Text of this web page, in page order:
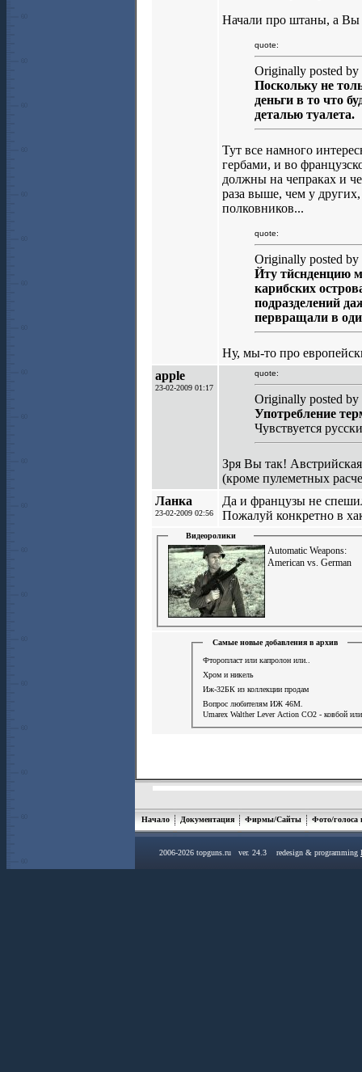
Начали про штаны, а
quote:
Originally posted by
Поскольку не
деньги в то что
деталью туалета.
Тут все намного
гербами, и во
должны на чепраках и
раза выше, чем у
полковников...
quote:
Originally posted by
Йту тйснденцию
карибских
подразделений
первращали в
Ну, мы-то про
apple
23-02-2009 01:17
quote:
Originally posted
Употребление
Чувствуется
Зря Вы так!
(кроме пулеметных
Ланка
23-02-2009 02:56
Да и французы не
Пожалуй конкретно в
Видеоролики
Automatic Weapons:
American vs. German
Самые новые добавления в архив
Фторопласт или капролон или..
Хром и никель
Иж-32БК из коллекции продам
Вопрос любителям ИЖ 46М.
Umarex Walther Lever Action СО2 - ковбой или
Начало Документация Фирмы/Сайты Фото/голоса
2006-2026 topguns.ru ver. 24.3 redesign & programming